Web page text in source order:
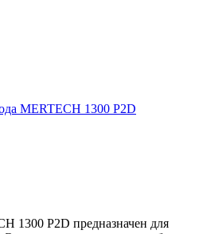
MERTECH 1300 P2D
1300 P2D предназначен для